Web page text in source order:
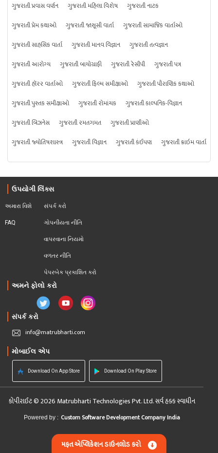
ગુજરાતી પ્રવાસ વર્ણન
ગુજરાતી મહિલા વિશેષ
ગુજરાતી નાટક
ગુજરાતી પ્રેમ કથાઓ
ગુજરાતી જાસૂસી વાર્તા
ગુજરાતી સામાજિક વાર્તાઓ
ગુજરાતી સાહસિક વાર્તા
ગુજરાતી માનવ વિજ્ઞાન
ગુજરાતી તત્વજ્ઞાન
ગુજરાતી આરોગ્ય
ગુજરાતી બાયોગ્રાફી ગુજરાતી રેસીપી
ગુજરાતી પત્ર
ગુજરાતી હૉરર વાર્તાઓ
ગુજરાતી ફિલ્મ સમીક્ષાઓ
ગુજરાતી પૌરાણિક કથાઓ
ગુજરાતી પુસ્તક સમીક્ષાઓ
ગુજરાતી રોમાંચક
ગુજરાતી કાલ્પનિક-વિજ્ઞાન
ગુજરાતી બિઝનેસ
ગુજરાતી રમતગમત
ગુજરાતી પ્રાણીઓ
ગુજરાતી જ્યોતિષશાસ્ત્ર
ગુજરાતી વિજ્ઞાન ગુજરાતી કંઈપણ ગુજરાતી ક્રાઇમ વાર્તા
ઉપયોગી લિંક્સ
અમારા વિશે
FAQ
સંપર્ક કરો
ગોપનીયતા નીતિ
વાપરવાના નિયમો
વળતર નીતિ
પેપરબેક પ્રકાશિત કરો
અમને ફોલો કરો
સંપર્ક કરો
info@matrubharti.com
મોબાઈલ એપ
Download On App Store Download On Play Store
કોપીરાઈટ © 2026 Matrubharti Technologies Pvt. Ltd. સર્વ હક્ક સ્વાધીન
Powered by : Custom Software Development Company India
મફત એપ્લિકેશન ડાઉનલોડ કરો